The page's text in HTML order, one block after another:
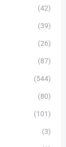
(42)
(39)
(26)
(87)
(544)
(80)
(101)
(3)